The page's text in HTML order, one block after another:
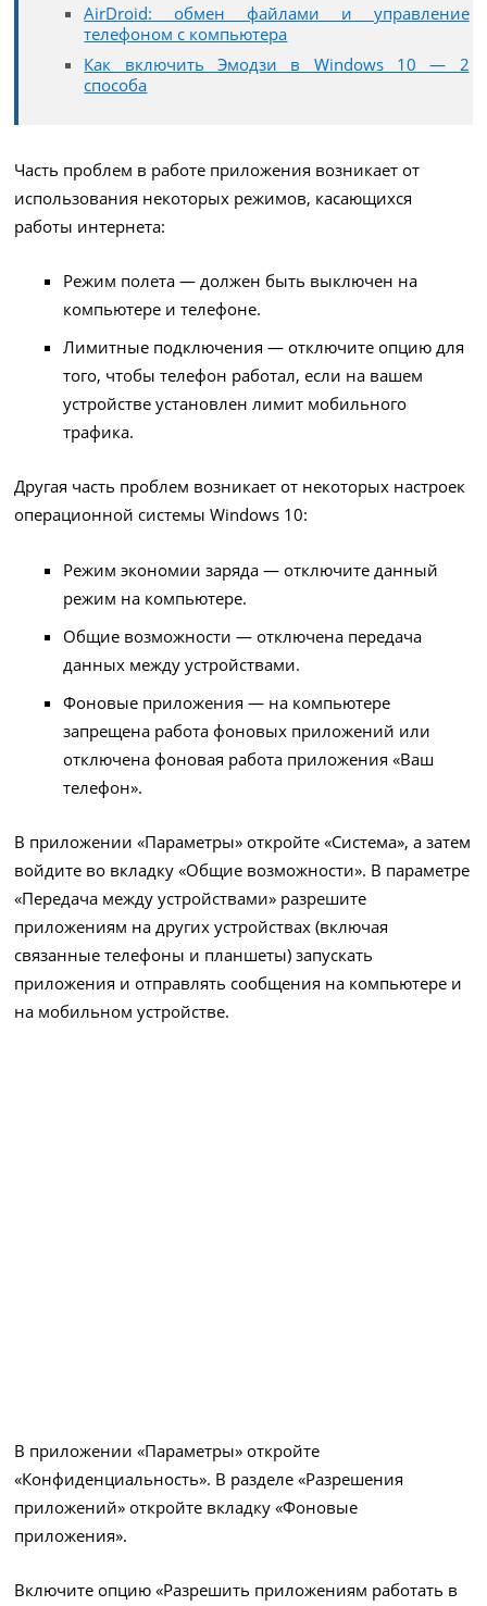
AirDroid: обмен файлами и управление
телефоном с компьютера
Как включить Эмодзи в Windows 10 — 2
способа
Часть проблем в работе приложения возникает от
использования некоторых режимов, касающихся
работы интернета:
Режим полета — должен быть выключен на
компьютере и телефоне.
Лимитные подключения — отключите опцию для
того, чтобы телефон работал, если на вашем
устройстве установлен лимит мобильного
трафика.
Другая часть проблем возникает от некоторых настроек
операционной системы Windows 10:
Режим экономии заряда — отключите данный
режим на компьютере.
Общие возможности — отключена передача
данных между устройствами.
Фоновые приложения — на компьютере
запрещена работа фоновых приложений или
отключена фоновая работа приложения «Ваш
телефон».
В приложении «Параметры» откройте «Система», а затем
войдите во вкладку «Общие возможности». В параметре
«Передача между устройствами» разрешите
приложениям на других устройствах (включая
связанные телефоны и планшеты) запускать
приложения и отправлять сообщения на компьютере и
на мобильном устройстве.
В приложении «Параметры» откройте
«Конфиденциальность». В разделе «Разрешения
приложений» откройте вкладку «Фоновые
приложения».
Включите опцию «Разрешить приложениям работать в